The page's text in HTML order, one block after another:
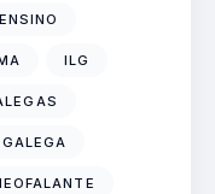
ENSINO
ILG